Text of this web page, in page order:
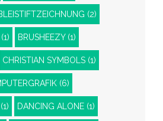
(2)
(1) BRUSHEEZY(1)
CHRISTIAN SYMBOLS (1)
(6)
(1) DANCING ALONE (1)